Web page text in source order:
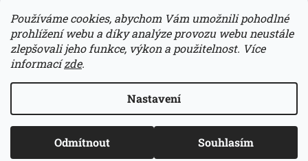
Používáme cookies, abychom Vám umožnili pohodlné
prohlížení webu a díky analýze provozu webu neustále
zlepšovali jeho funkce, výkon a použitelnost. Více
informacízde.
Nastavení
Odmítnout Souhlasím
Vytvořil Shoptet
Bilimarket.cz
. Všechna práva vyhrazena.
Upravit nastavení cookies